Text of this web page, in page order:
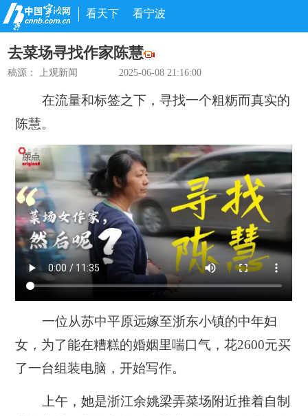
看天下 看宁波
去菜场寻找作家陈慧
稿源：上观新闻 2025-06-08 21:16:00
在流量和标签之下，寻找一个粗粝而真实的
陈慧。
一位从苏中平原远嫁至浙东小镇的中年妇
女，为了能在糟糕的婚姻里喘口气，花2600元买
了一台组装电脑，开始写作。
上午，她是浙江余姚梁弄菜场附近推着自制